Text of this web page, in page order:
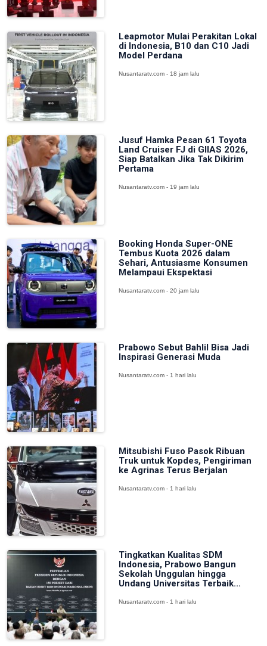
Leapmotor Mulai Perakitan Lokal
di Indonesia, B10 dan C10 Jadi
Model Perdana
Nusantaratv.com - 18 jam lalu
Jusuf Hamka Pesan 61 Toyota
Land Cruiser FJ di GIIAS 2026,
Siap Batalkan Jika Tak Dikirim
Pertama
Nusantaratv.com - 19 jam lalu
Booking Honda Super-ONE
Tembus Kuota 2026 dalam
Sehari, Antusiasme Konsumen
Melampaui Ekspektasi
Nusantaratv.com - 20 jam lalu
Prabowo Sebut Bahlil Bisa Jadi
Inspirasi Generasi Muda
Nusantaratv.com - 1 hari lalu
Mitsubishi Fuso Pasok Ribuan
Truk untuk Kopdes, Pengiriman
ke Agrinas Terus Berjalan
Nusantaratv.com - 1 hari lalu
Tingkatkan Kualitas SDM
Indonesia, Prabowo Bangun
Sekolah Unggulan hingga
Undang Universitas Terbaik...
Nusantaratv.com - 1 hari lalu